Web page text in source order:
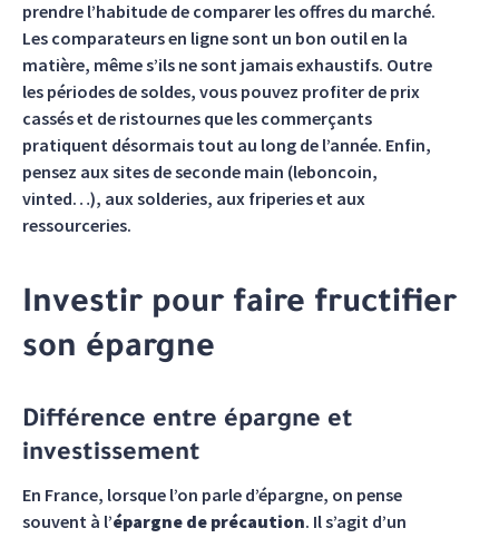
prendre l’habitude de comparer les offres du marché.
Les comparateurs en ligne sont un bon outil en la
matière, même s’ils ne sont jamais exhaustifs. Outre
les périodes de soldes, vous pouvez profiter de prix
cassés et de ristournes que les commerçants
pratiquent désormais tout au long de l’année. Enfin,
pensez aux sites de seconde main (leboncoin,
vinted…), aux solderies, aux friperies et aux
ressourceries.
Investir pour faire fructifier
son épargne
Différence entre épargne et
investissement
En France, lorsque l’on parle d’épargne, on pense
souvent à l’épargne de précaution. Il s’agit d’un